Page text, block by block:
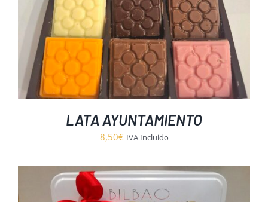
LATA AYUNTAMIENTO
8,50€ IVA Incluido